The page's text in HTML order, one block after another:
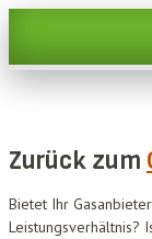
Zurück zum
Bietet Ihr
Leistungsverhältnis?